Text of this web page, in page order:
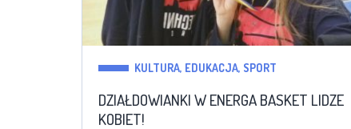
KULTURA, EDUKACJA, SPORT
DZIAŁDOWIANKI W ENERGA BASKET LIDZE
KOBIET!